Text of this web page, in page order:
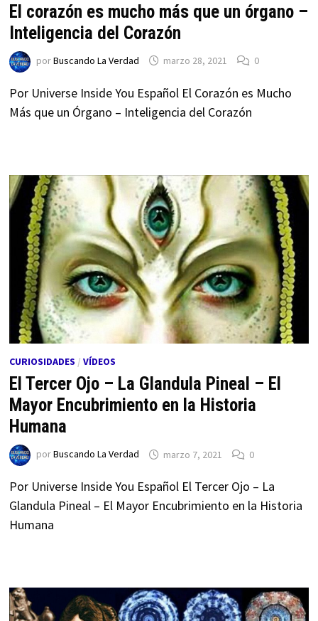
El corazón es mucho más que un órgano –
Inteligencia del Corazón
porBuscando La Verdad marzo 28, 2021 0
Por Universe Inside You Español El Corazón es Mucho
Más que un Órgano – Inteligencia del Corazón
CURIOSIDADES / VÍDEOS
El Tercer Ojo – La Glandula Pineal – El
Mayor Encubrimiento en la Historia
Humana
porBuscando La Verdad marzo 7, 2021 0
Por Universe Inside You Español El Tercer Ojo – La
Glandula Pineal – El Mayor Encubrimiento en la Historia
Humana